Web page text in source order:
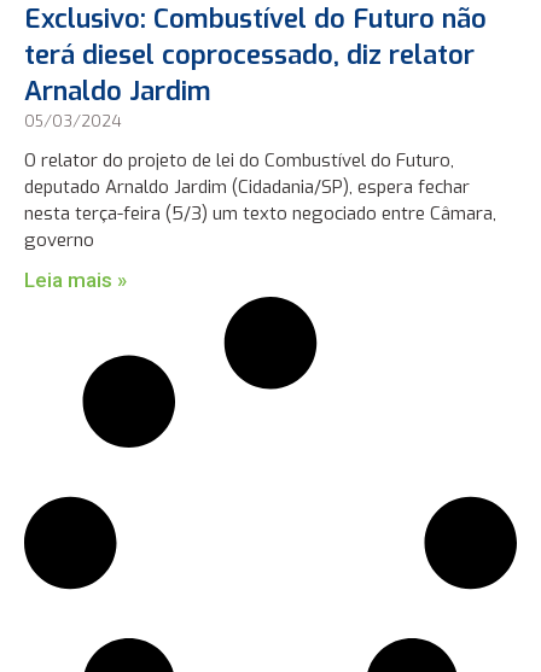
Exclusivo: Combustível do Futuro não
terá diesel coprocessado, diz relator
Arnaldo Jardim
05/03/2024
O relator do projeto de lei do Combustível do Futuro,
deputado Arnaldo Jardim (Cidadania/SP), espera fechar
nesta terça-feira (5/3) um texto negociado entre Câmara,
governo
Leia mais »